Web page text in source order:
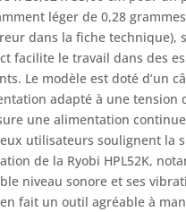
arrière :
pièce en
à l'arrière
raboteuse
d'érafler ou
surfaces
Les
des
léger de 0,28
dans la fiche technique),
facilite le travail dans des
Le modèle est doté d’un
adapté à une tension
une alimentation
utilisateurs soulignent la
de la Ryobi HPL52K,
niveau sonore et ses
fait un outil agréable à